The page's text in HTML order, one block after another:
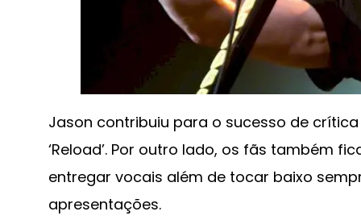
Jason contribuiu para o sucesso de crítica
‘Reload’. Por outro lado, os fãs também
entregar vocais além de tocar baixo
apresentações.